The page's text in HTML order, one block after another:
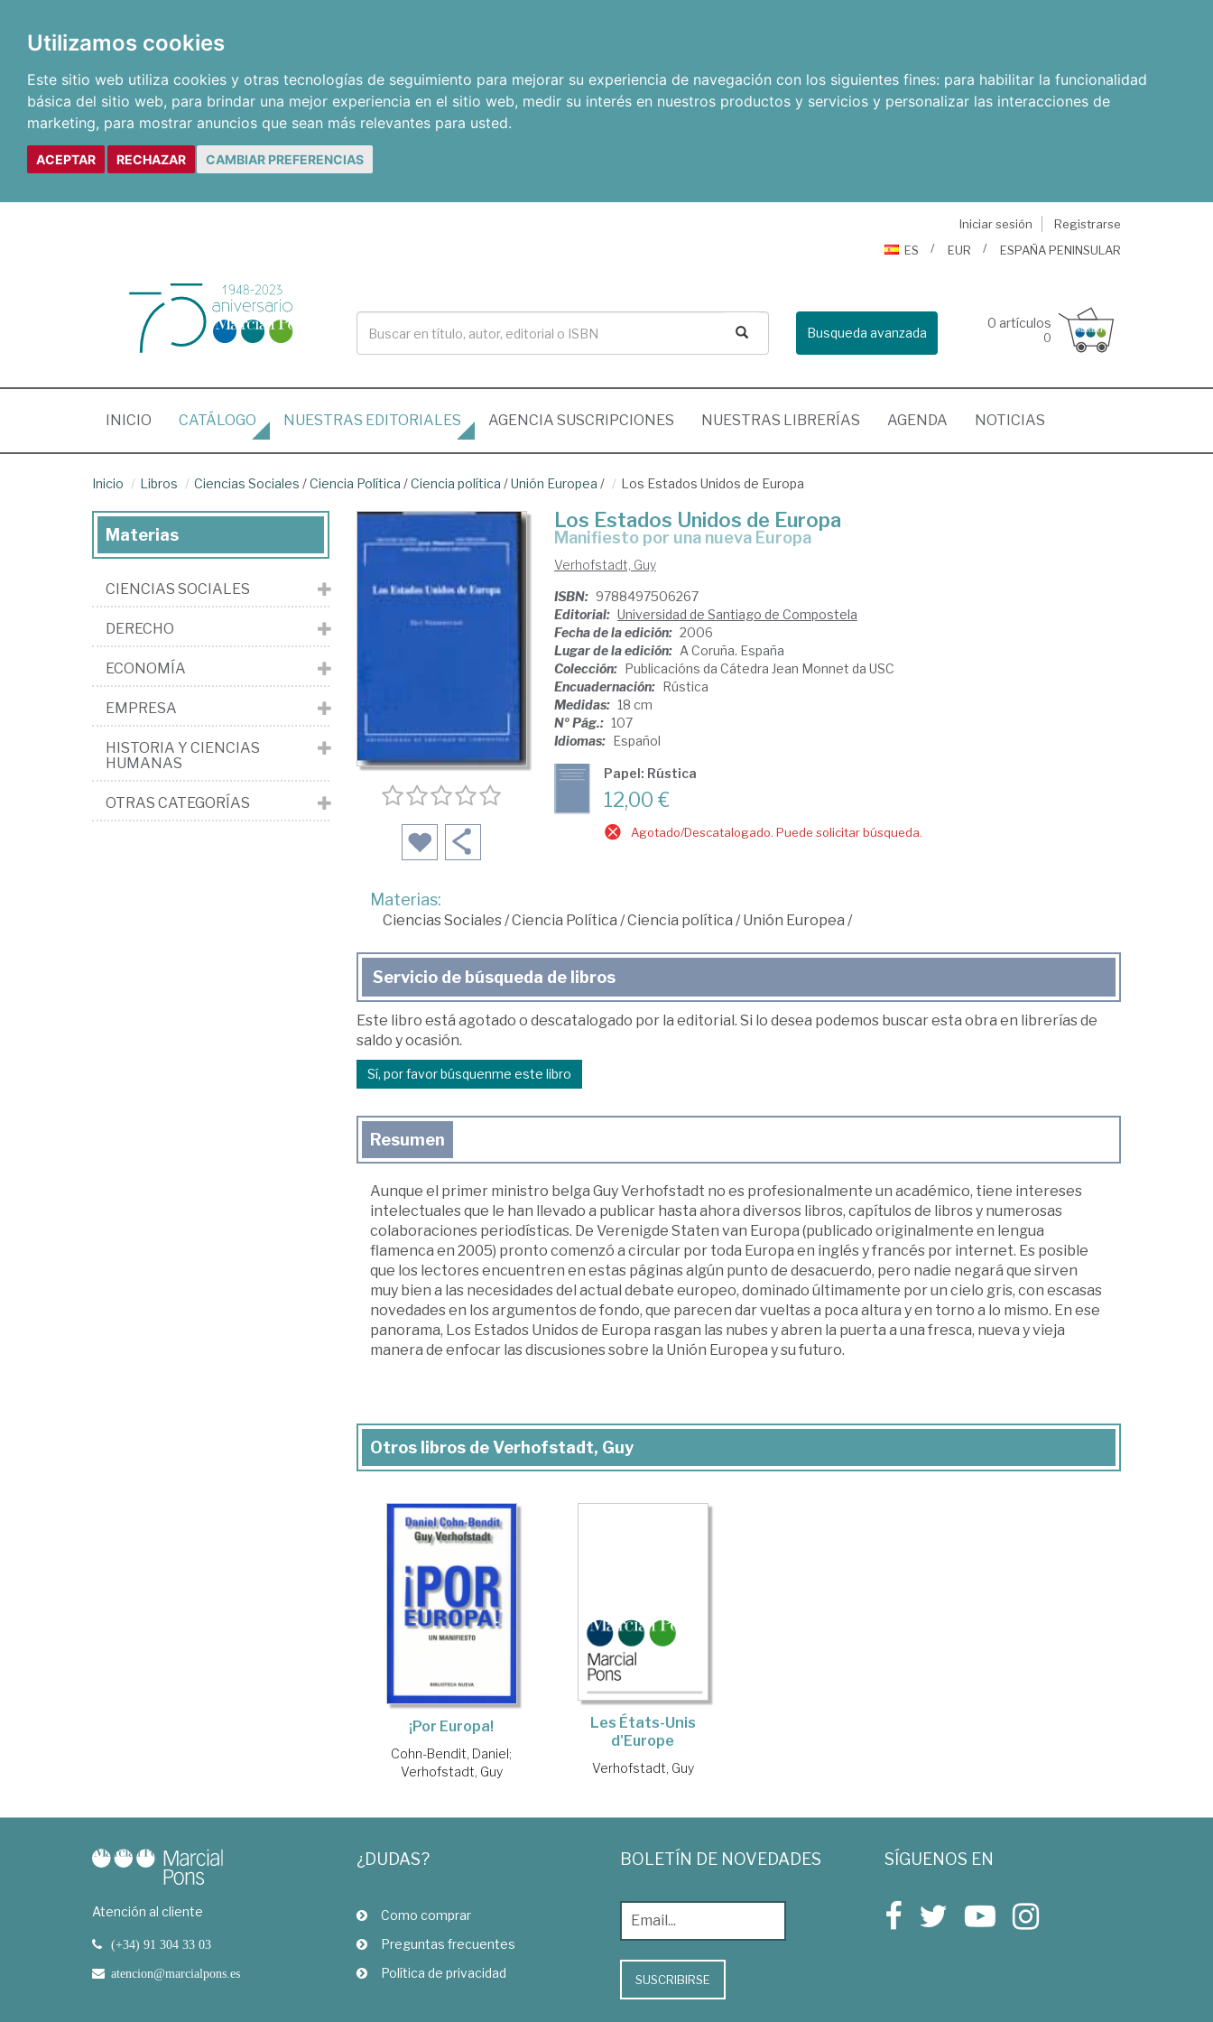
Utilizamos cookies
Este sitio web utiliza cookies y otras tecnologías de seguimiento para mejorar su experiencia de navegación con los siguientes fines: para habilitar la funcionalidad
básica del sitio web, para brindar una mejor experiencia en el sitio web, medir su interés en nuestros productos y servicios y personalizar las interacciones de
marketing, para mostrar anuncios que sean más relevantes para usted.
ACEPTAR RECHAZAR CAMBIAR PREFERENCIAS
Iniciar sesión
Registrarse
ES
EUR ESPAÑA PENINSULAR
Busqueda avanzada
0 artículos
0
INICIO (CURRENT)
CATÁLOGO NUESTRAS EDITORIALES AGENCIA SUSCRIPCIONES NUESTRAS LIBRERÍAS AGENDA NOTICIAS
Inicio Libros Ciencias Sociales /Ciencia Política /Ciencia política /Unión Europea / Los Estados Unidos de Europa
Los Estados Unidos de Europa
manifiesto por una nueva Europa
Verhofstadt, Guy
ISBN: 9788497506267
Editorial: Universidad de Santiago de Compostela
Fecha de la edición: 2006
Lugar de la edición: A Coruña. España
Colección: Publicacións da Cátedra Jean Monnet da USC
Encuadernación: Rústica
Medidas: 18 cm
Nº Pág.: 107
Idiomas: Español
Papel: Rústica
12,00 €
Agotado/Descatalogado. Puede solicitar búsqueda.
Materias:
Ciencias Sociales/Ciencia Política /Ciencia política /Unión Europea /
Servicio de búsqueda de libros
Este libro está agotado o descatalogado por la editorial. Si lo desea podemos buscar esta obra en librerías de
saldo y ocasión.
Sí, por favor búsquenme este libro
Resumen
Aunque el primer ministro belga Guy Verhofstadt no es profesionalmente un académico, tiene intereses
intelectuales que le han llevado a publicar hasta ahora diversos libros, capítulos de libros y numerosas
colaboraciones periodísticas. De Verenigde Staten van Europa (publicado originalmente en lengua
flamenca en 2005) pronto comenzó a circular por toda Europa en inglés y francés por internet. Es posible
que los lectores encuentren en estas páginas algún punto de desacuerdo, pero nadie negará que sirven
muy bien a las necesidades del actual debate europeo, dominado últimamente por un cielo gris, con escasas
novedades en los argumentos de fondo, que parecen dar vueltas a poca altura y en torno a lo mismo. En ese
panorama, Los Estados Unidos de Europa rasgan las nubes y abren la puerta a una fresca, nueva y vieja
manera de enfocar las discusiones sobre la Unión Europea y su futuro.
Otros libros de Verhofstadt, Guy
¡Por Europa!
Cohn-Bendit, Daniel ;
Verhofstadt, Guy
Les États-Unis
d'Europe
Verhofstadt, Guy
Materias
CIENCIAS SOCIALES
DERECHO
ECONOMÍA
EMPRESA
HISTORIA Y CIENCIAS
HUMANAS
OTRAS CATEGORÍAS
Atención al cliente
(+34) 91 304 33 03
atencion@marcialpons.es
¿DUDAS?
Como comprar
Preguntas frecuentes
Política de privacidad
BOLETÍN DE NOVEDADES
SUSCRIBIRSE
SÍGUENOS EN